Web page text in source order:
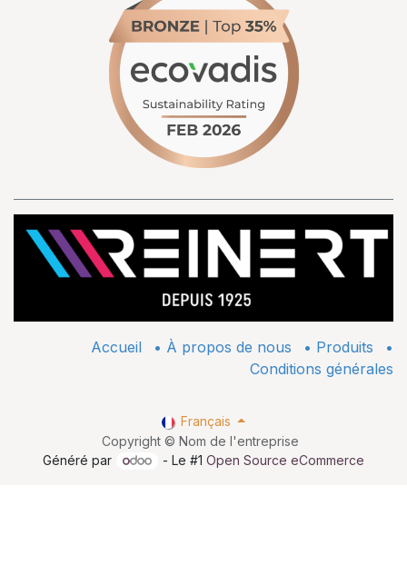
Accueil • À propos de nous • ​Produits
•
Conditions générales
Copyright © Nom de l'entreprise
Français
Généré par - Le #1Open Source eCommerce